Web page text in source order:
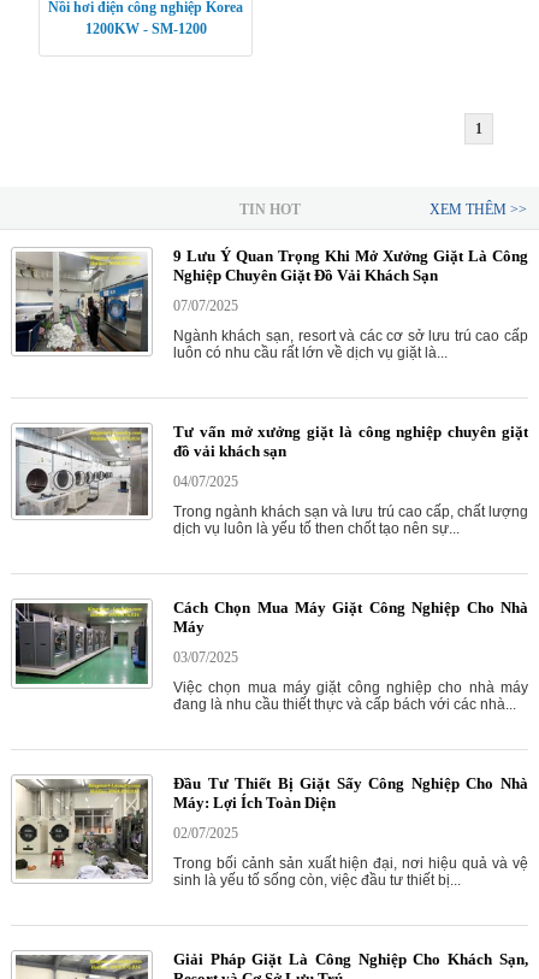
Nồi hơi điện công nghiệp Korea
1200KW - SM-1200
1
TIN HOT XEM THÊM >>
9 Lưu Ý Quan Trọng Khi Mở Xưởng Giặt Là Công
Nghiệp Chuyên Giặt Đồ Vải Khách Sạn
07/07/2025
Ngành khách sạn, resort và các cơ sở lưu trú cao cấp
luôn có nhu cầu rất lớn về dịch vụ giặt là...
Tư vấn mở xưởng giặt là công nghiệp chuyên giặt
đồ vải khách sạn
04/07/2025
Trong ngành khách sạn và lưu trú cao cấp, chất lượng
dịch vụ luôn là yếu tố then chốt tạo nên sự...
Cách Chọn Mua Máy Giặt Công Nghiệp Cho Nhà
Máy
03/07/2025
Việc chọn mua máy giặt công nghiệp cho nhà máy
đang là nhu cầu thiết thực và cấp bách với các nhà...
Đầu Tư Thiết Bị Giặt Sấy Công Nghiệp Cho Nhà
Máy: Lợi Ích Toàn Diện
02/07/2025
Trong bối cảnh sản xuất hiện đại, nơi hiệu quả và vệ
sinh là yếu tố sống còn, việc đầu tư thiết bị...
Giải Pháp Giặt Là Công Nghiệp Cho Khách Sạn,